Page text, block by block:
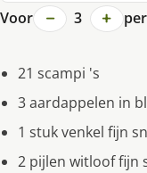
Voor − 3 +
21 scampi 's
3 aardappelen in
1 stuk venkel fijn
2 pijlen witloof fijn